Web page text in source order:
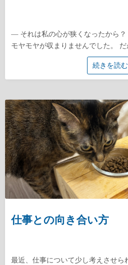
― それは私の心が狭くなったから？
モヤモヤが収まりませんでした。
続きを読む
仕事との向き合い方
最近、仕事について少し考えさせら